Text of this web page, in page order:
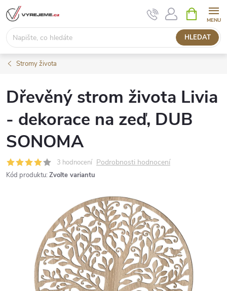
Přejít
na
obsah
HLEDAT
NÁKUPNÍ
KOŠÍK
Stromy života
Dřevěný strom života Livia
- dekorace na zeď, DUB
SONOMA
3 hodnocení Podrobnosti hodnocení
Kód produktu: Zvolte variantu